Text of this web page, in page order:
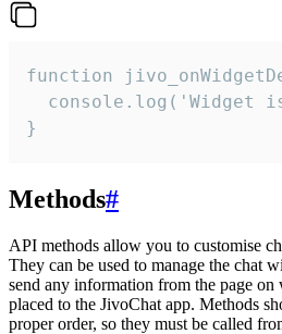
function
console.log('Widget
}
Methods#
API methods allow you to customise
They can be used to manage the chat
send any information from the page
placed to the JivoChat app. Methods
proper order, so they must be called